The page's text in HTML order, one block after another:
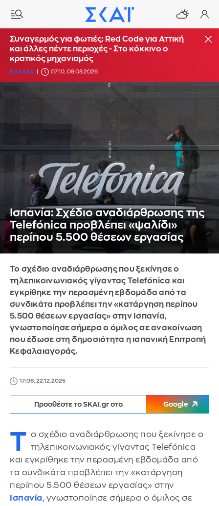
Συναγερμός για φωτιές: Red Code για Αττική
και άλλες πέντε περιοχές - Στο κόκκινο ο
κρατικός μηχανισμός
ΕΛΛΑΔΑ 07:10, 09.08.2026
Ισπανία: Σχέδιο αναδιάρθρωσης της
Telefónica προβλέπει «ψαλίδι»
περίπου 5.500 θέσεων εργασίας
Το σχέδιο αναδιάρθρωσης που ξεκίνησε ο
τηλεπικοινωνιακός γίγαντας Telefónica και
εγκρίθηκε την περασμένη εβδομάδα από τα
συνδικάτα προβλέπει την «κατάργηση περίπου
5.500 θέσεων εργασίας» στην Ισπανία,
γνωστοποίησε σήμερα ο όμιλος σε ανακοίνωση
που έδωσε στη δημοσιότητα η ισπανική Επιτροπή
Κεφαλαιαγοράς.
17:06, 22.12.2025
Προσθέστε το SKAI.gr στο Google
Τ ο σχέδιο αναδιάρθρωσης που ξεκίνησε ο
τηλεπικοινωνιακός γίγαντας Telefónica
και εγκρίθηκε την περασμένη εβδομάδα από
τα συνδικάτα προβλέπει την «κατάργηση
περίπου 5.500 θέσεων εργασίας» στην
Ισπανία, γνωστοποίησε σήμερα ο όμιλος σε